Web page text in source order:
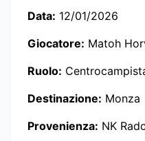
Data: 12/01/2026
Giocatore: Matoh
Ruolo:
Destinazione: Monza
Provenienza: NK